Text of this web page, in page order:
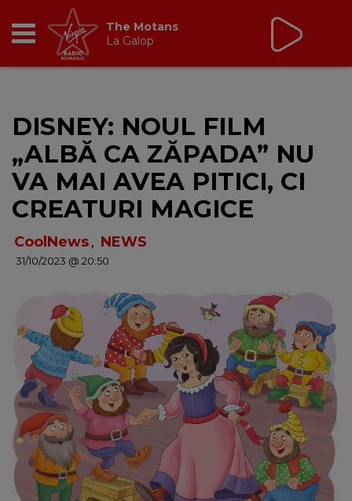
BREAKFAST
TIC TALK
CÂȘTIGĂ
HOT 30
DANCEFLOOR CHART
RADIO ACADEMY
NEWS
CONTUL MEU
cu Oana Paraschiv și
Andreas Petrescu
DISNEY: NOUL FILM
„ALBĂ CA ZĂPADA” NU
VA MAI AVEA PITICI, CI
CREATURI MAGICE
CoolNews, NEWS
31/10/2023 @ 20:50